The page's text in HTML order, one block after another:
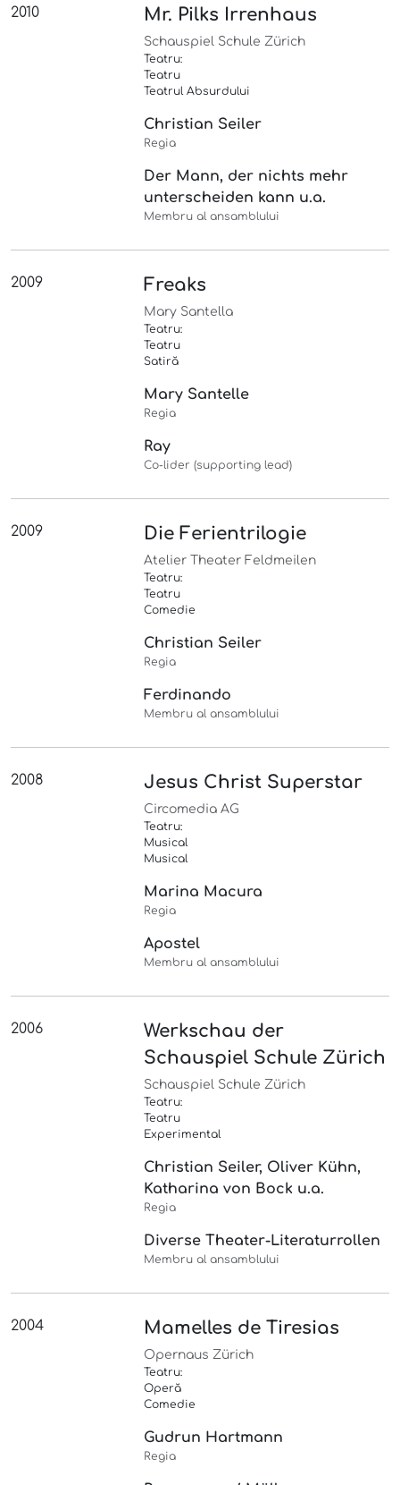
2010 Mr. Pilks Irrenhaus
Schauspiel Schule Zürich
Teatru:
Teatru
Teatrul Absurdului
Christian Seiler
Regia
Der Mann, der nichts mehr
unterscheiden kann u.a.
Membru al ansamblului
2009 Freaks
Mary Santella
Teatru:
Teatru
Satiră
Mary Santelle
Regia
Ray
Co-lider (supporting lead)
2009 Die Ferientrilogie
Atelier Theater Feldmeilen
Teatru:
Teatru
Comedie
Christian Seiler
Regia
Ferdinando
Membru al ansamblului
2008 Jesus Christ Superstar
Circomedia AG
Teatru:
Musical
Musical
Marina Macura
Regia
Apostel
Membru al ansamblului
2006
Werkschau der
Schauspiel Schule Zürich
Schauspiel Schule Zürich
Teatru:
Teatru
Experimental
Christian Seiler, Oliver Kühn,
Katharina von Bock u.a.
Regia
Diverse Theater-Literaturrollen
Membru al ansamblului
2004 Mamelles de Tiresias
Opernaus Zürich
Teatru:
Operă
Comedie
Gudrun Hartmann
Regia